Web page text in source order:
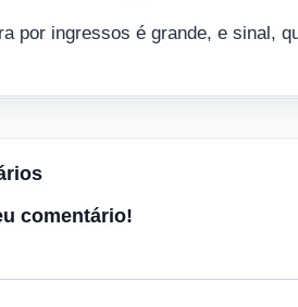
por ingressos é grande, e sinal,
comentário!